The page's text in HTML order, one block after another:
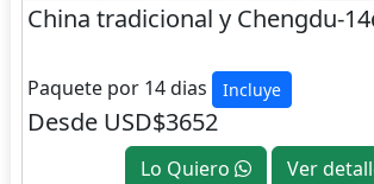
China tradicional y Chengdu-
Paquete por 14 dias Incluye
Desde USD$3652
Lo Quiero Ver